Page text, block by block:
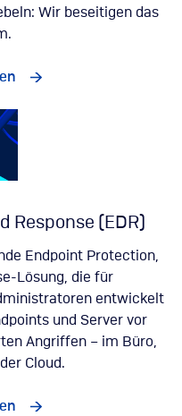
Wir beseitigen das
Response (EDR)
Endpoint Protection,
Lösung, die für
entwickelt
und Server vor
Angriffen – im Büro,
Cloud.